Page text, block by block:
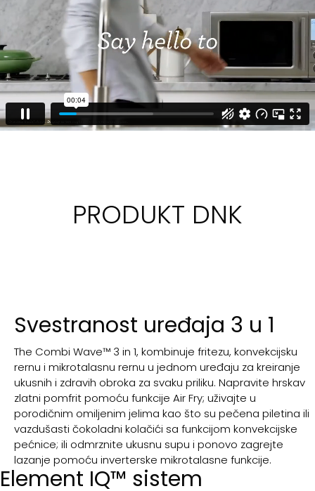
PRODUKT DNK
Svestranost uređaja 3 u 1
The Combi Wave™ 3 in 1, kombinuje fritezu, konvekcijsku
rernu i mikrotalasnu rernu u jednom uređaju za kreiranje
ukusnih i zdravih obroka za svaku priliku. Napravite hrskav
zlatni pomfrit pomoću funkcije Air Fry; uživajte u
porodičnim omiljenim jelima kao što su pečena piletina ili
vazdušasti čokoladni kolačići sa funkcijom konvekcijske
pećnice; ili odmrznite ukusnu supu i ponovo zagrejte
lazanje pomoću inverterske mikrotalasne funkcije.
Element IQ™ sistem